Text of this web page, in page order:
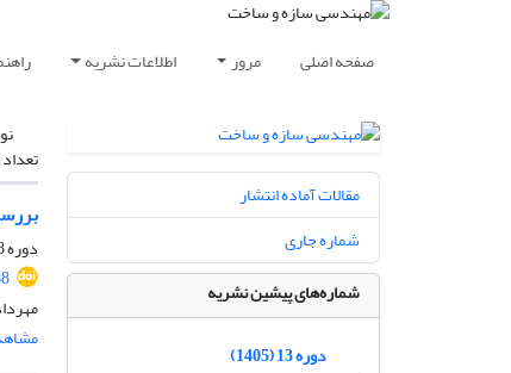
صفحه اصلی مرور اطلاعات نشریه
دوره 8، شماره 8، آبان 1400، صفحه
مقالات آماده انتشار
شماره جاری
شماره‌های پیشین نشریه
دوره 13 (1405)